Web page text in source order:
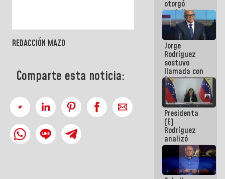
REDACCIÓN MAZO
Comparte esta noticia:
otorgó
medalla
"Héroe de
Venezuela"
a servidores
públicos
Jorge
Rodríguez
sostuvo
llamada con
Dinorah
Figuera y
acuerdan
primer
encuentro
presencial
para el
diálogo
Presidenta
(E)
Rodríguez
analizó
junto a
gobernadores
planes de
recuperación